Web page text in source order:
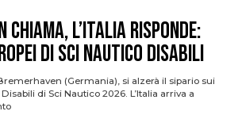
chiama, l’Italia risponde:
di Sci Nautico Disabili
(Germania), si alzerà il sipario sui
di Sci Nautico 2026. L’Italia arriva a